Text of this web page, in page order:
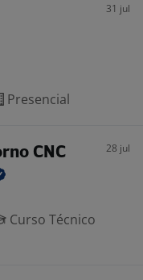
31 jul
Presencial
CNC 28 jul
Curso Técnico